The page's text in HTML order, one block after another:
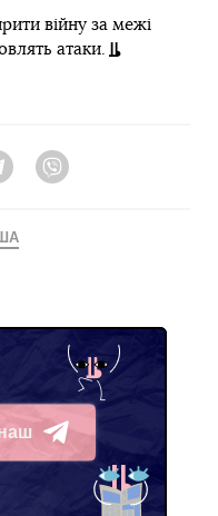
війну за межі
атаки.
Telegram